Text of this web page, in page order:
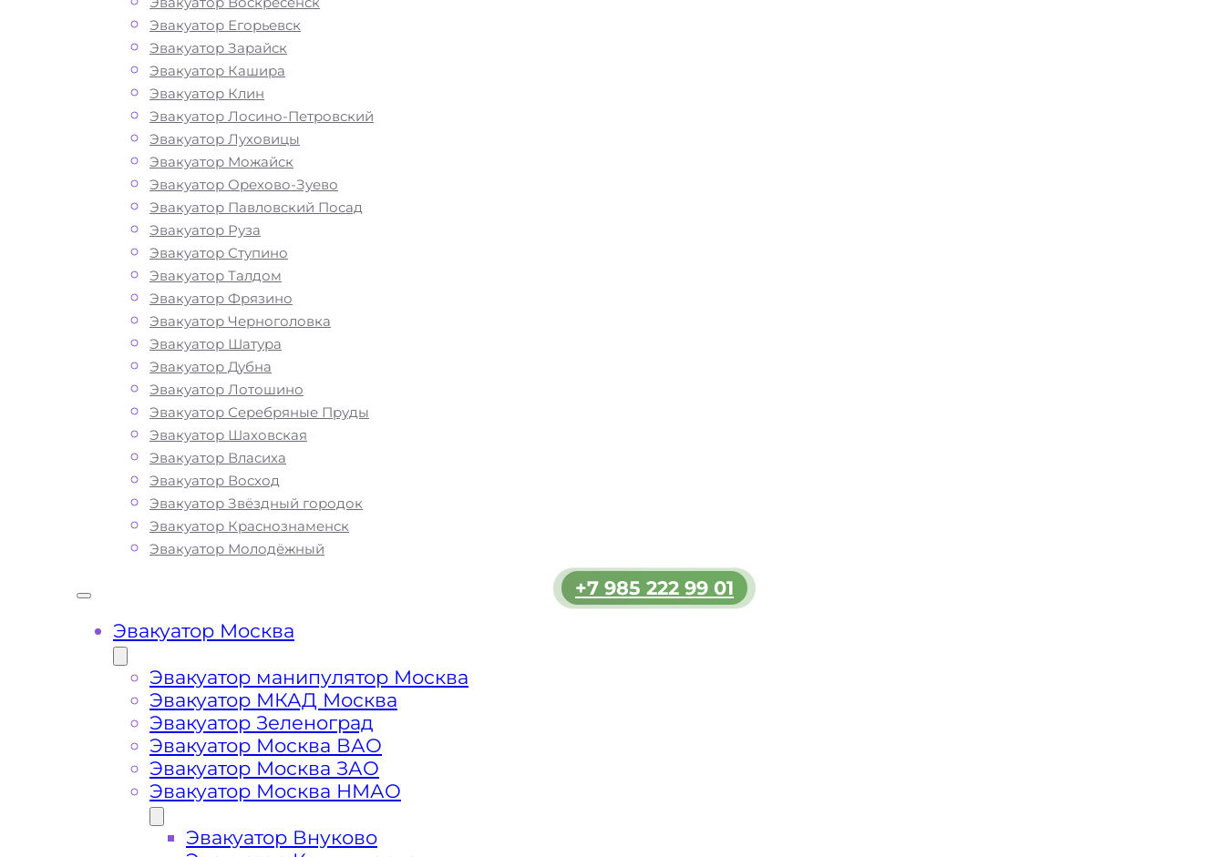
Эвакуатор Егорьевск
Эвакуатор Зарайск
Эвакуатор Кашира
Эвакуатор Клин
Эвакуатор Лосино-Петровский
Эвакуатор Луховицы
Эвакуатор Можайск
Эвакуатор Орехово-Зуево
Эвакуатор Павловский Посад
Эвакуатор Руза
Эвакуатор Ступино
Эвакуатор Талдом
Эвакуатор Фрязино
Эвакуатор Черноголовка
Эвакуатор Шатура
Эвакуатор Дубна
Эвакуатор Лотошино
Эвакуатор Серебряные Пруды
Эвакуатор Шаховская
Эвакуатор Власиха
Эвакуатор Восход
Эвакуатор Звёздный городок
Эвакуатор Краснознаменск
Эвакуатор Молодёжный
Эвакуатор Москва
Эвакуатор манипулятор Москва
Эвакуатор МКАД Москва
Эвакуатор Зеленоград
Эвакуатор Москва ВАО
Эвакуатор Москва ЗАО
Эвакуатор Москва НМАО
Эвакуатор Внуково
+7 985 222 99 01
и срочно – это возможность быстро и без
лишних затрат решить возникшие на дороге
проблемы с автомобилем. Мы рады
предложить вам свои услуги по вызову
автоэвакуатора. Звоните по телефону — у
нас вы найдете все, что нужно для
оперативной и безопасной эвакуации
вашего авто: доступные цены,
круглосуточную связь и профессиональных
водителей с большим опытом работы. Мы
предлагаем круглосуточную техническую
помощь эвакуатора на дороге по низкой
стоимости. Наша компания имеет большой
опыт в сфере транспортировки и
гарантирует качество услуг эвакуации на
ЦКАДе. Мы используем только современное
оборудование и технику, что позволяет
срочно и безопасно эвакуировать ваш
автомобиль с ЦКАДа на Юге, Западе,
Севере, Востоке Московской Области при
поломке транспортного средства или ДТП.
Вы всегда можете ознакомиться с полным
списком услуг эвакуатора и их ценой во
всех районах Московской Области
граничащих с ЦКАДом
ЦКАД Какая цена
эвакуатора?
Расчет стоимости эвакуатора за км
при выезде за пределы ЦКАДа, в
каждом конкретном случае
осуществляется индивидуально.
Наша фирма всегда готова